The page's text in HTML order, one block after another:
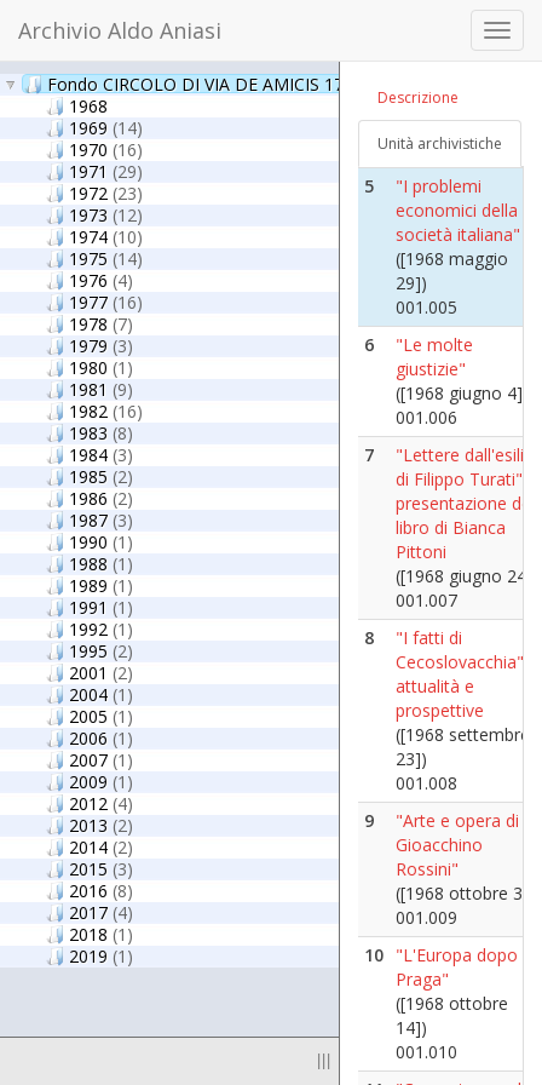
Archivio Aldo Aniasi
Fondo CIRCOLO DI VIA DE AMICIS 17 _ Archivio Fotografico
1968
1969 (14)
1970 (16)
1971 (29)
1972 (23)
1973 (12)
1974 (10)
1975 (14)
1976 (4)
1977 (16)
1978 (7)
1979 (3)
1980 (1)
1981 (9)
1982 (16)
1983 (8)
1984 (3)
1985 (2)
1986 (2)
1987 (3)
1990 (1)
1988 (1)
1989 (1)
1991 (1)
1992 (1)
1995 (2)
2001 (2)
2004 (1)
2005 (1)
2006 (1)
2007 (1)
2009 (1)
2012 (4)
2013 (2)
2014 (2)
2015 (3)
2016 (8)
2017 (4)
2018 (1)
2019 (1)
|||
Descrizione
Unità archivistiche
Lombardia: storia
comunicazione"
([1968 aprile 10])
001.004
5
"I problemi
economici della
società italiana"
([1968 maggio
29])
001.005
6
"Le molte
giustizie"
([1968 giugno 4])
001.006
7
"Lettere dall'esilio
di Filippo Turati",
presentazione del
libro di Bianca
Pittoni
([1968 giugno 24])
001.007
8
"I fatti di
Cecoslovacchia",
attualità e
prospettive
([1968 settembre
23])
001.008
9
"Arte e opera di
Gioacchino
Rossini"
([1968 ottobre 3])
001.009
10 "L'Europa dopo
Praga"
([1968 ottobre
14])
001.010